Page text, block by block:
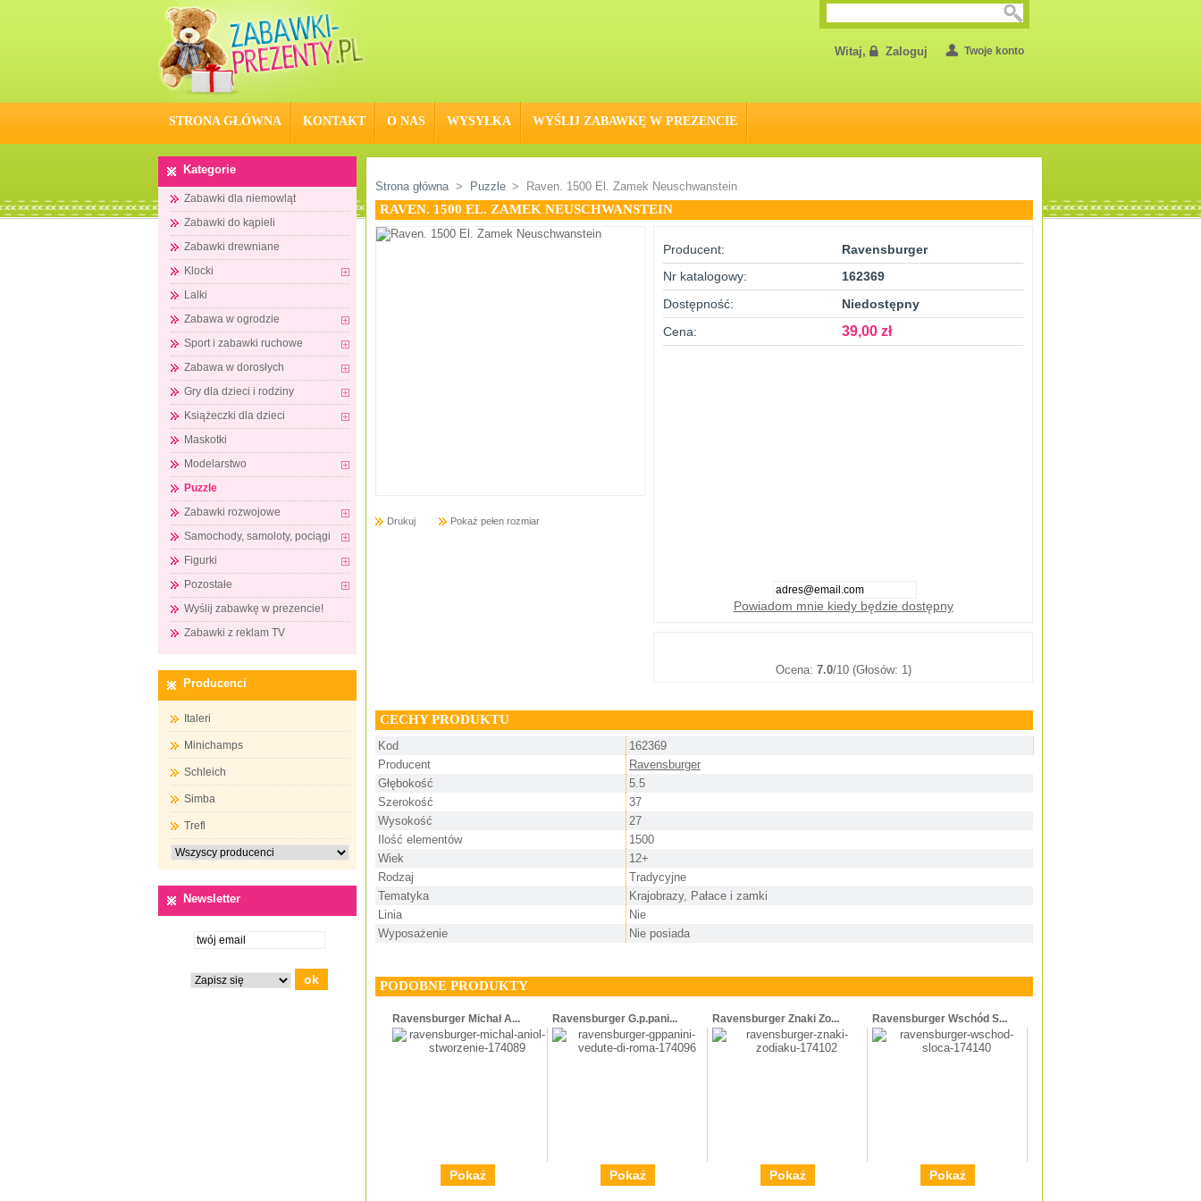
STRONA GŁÓWNA KONTAKT O NAS WYSYŁKA WYŚLIJ ZABAWKĘ W PREZENCIE
Twoje konto
Witaj, Zaloguj
Kategorie
Zabawki dla niemowląt
Zabawki do kąpieli
Zabawki drewniane
Klocki
Lalki
Zabawa w ogrodzie
Sport i zabawki ruchowe
Zabawa w dorosłych
Gry dla dzieci i rodziny
Książeczki dla dzieci
Maskotki
Modelarstwo
Puzzle
Zabawki rozwojowe
Samochody, samoloty, pociągi
Figurki
Pozostałe
Wyślij zabawkę w prezencie!
Zabawki z reklam TV
Producenci
Italeri
Minichamps
Schleich
Simba
Trefl
Newsletter
Strona główna > Puzzle > Raven. 1500 El. Zamek Neuschwanstein
RAVEN. 1500 EL. ZAMEK NEUSCHWANSTEIN
Drukuj Pokaż pełen rozmiar
Producent:
Ravensburger
Nr katalogowy:
162369
Dostępność:
Niedostępny
Cena:
39,00 zł
Powiadom mnie kiedy będzie dostępny
Ocena: 7.0/10 (Głosów: 1)
CECHY PRODUKTU
Kod
162369
Producent
Ravensburger
Głębokość
5.5
Szerokość
37
Wysokość
27
Ilość elementów
1500
Wiek
12+
Rodzaj
Tradycyjne
Tematyka
Krajobrazy, Pałace i zamki
Linia
Nie
Wyposażenie
Nie posiada
PODOBNE PRODUKTY
Ravensburger Michał A...
Pokaż
Ravensburger G.p.pani...
Pokaż
Ravensburger Znaki Zo...
Pokaż
Ravensburger Wschód S...
Pokaż